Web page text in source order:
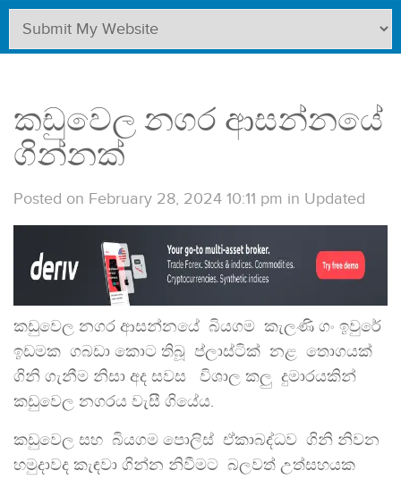
කඩුවෙල නගර ආසන්නයේ
ගින්නක්
Posted on February 28, 2024 10:11 pm in Updated
කඩුවෙල නගර ආසන්නයේ බියගම කැලණි ගං ඉවුරේ
ඉඩමක ගබඩා කොට තිබූ ප්ලාස්ටික් නළ තොගයක්
ගිනි ගැනීම නිසා අද සවස විශාල කලු දුමාරයකින්
කඩුවෙල නගරය වැසී ගියේය.
කඩුවෙල සහ බියගම පොලිස් ඒකාබද්ධව ගිනි නිවන
හමුදාවද කැඳවා ගින්න නිවීමට බලවත් උත්සහයක